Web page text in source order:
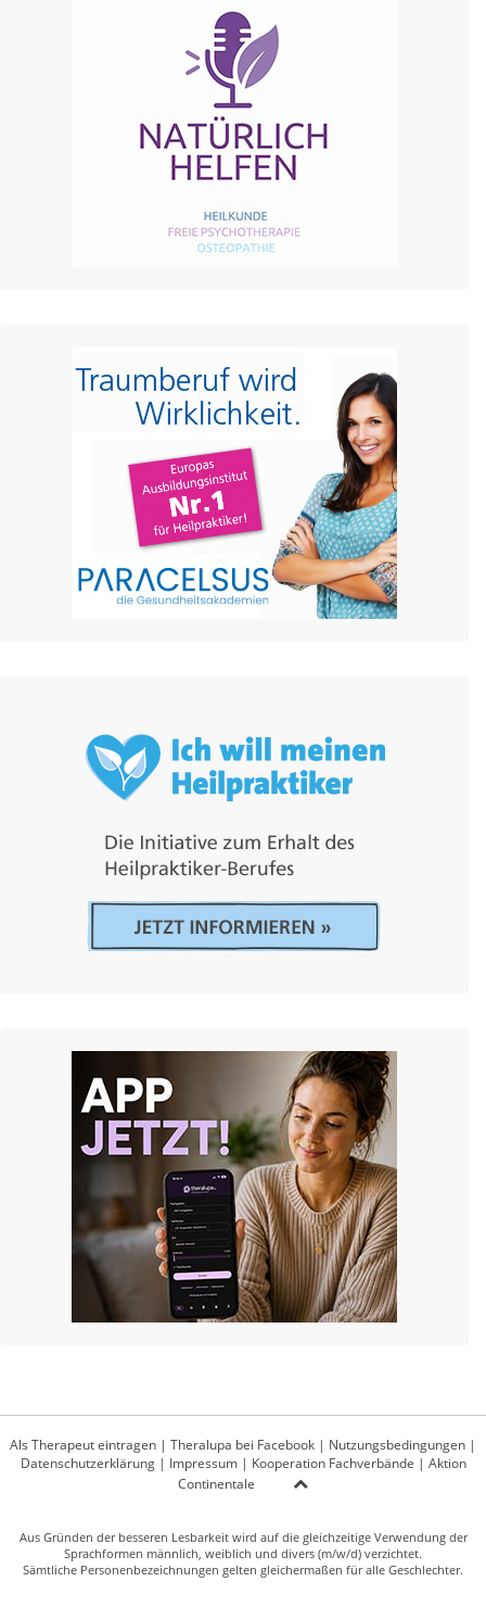
Als Therapeut eintragen | Theralupa bei Facebook | Nutzungsbedingungen |
Datenschutzerklärung| Impressum| Kooperation Fachverbände | Aktion
Continentale
Aus Gründen der besseren Lesbarkeit wird auf die gleichzeitige Verwendung der
Sprachformen männlich, weiblich und divers (m/w/d) verzichtet.
Sämtliche Personenbezeichnungen gelten gleichermaßen für alle Geschlechter.